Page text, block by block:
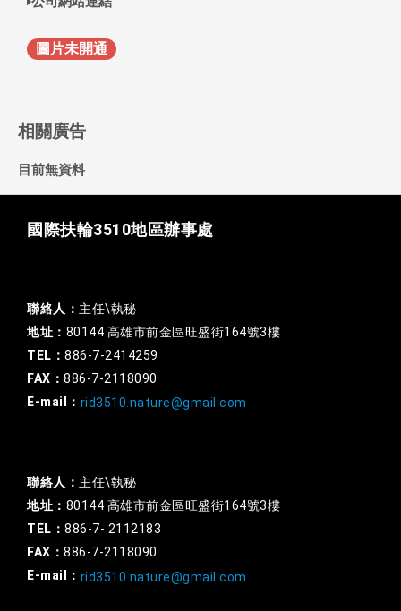
圖片未開通
相關廣告
目前無資料
國際扶輪3510地區辦事處
聯絡人： 主任\執秘
地址： 80144 高雄市前金區旺盛街164號3樓
TEL： 886-7-2414259
FAX： 886-7-2118090
E-mail： rid3510.nature@gmail.com
聯絡人： 主任\執秘
地址： 80144 高雄市前金區旺盛街164號3樓
TEL： 886-7- 2112183
FAX： 886-7-2118090
E-mail： rid3510.nature@gmail.com